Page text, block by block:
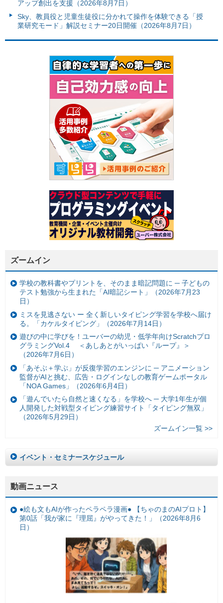
アップ創出を支援（2026年8月7日）
Sky、教員役と児童生徒役に分かれて操作を体験できる「授
業研究モード」解説セミナー20日開催（2026年8月7日）
ズームイン
学校の教科書やプリントを、そのまま暗記問題に ─ 子どもの
テスト勉強から生まれた「AI暗記シート」（2026年7月23
日）
ミスを見逃さない ー 全く新しいタイピング学習を学校へ届け
る。「カケルタイピング」（2026年7月14日）
遊びの中に学びを！ユーバーの幼児・低学年向けScratchプロ
グラミングVol.4 ＜あしあとがいっぱい『ループ』＞
（2026年7月6日）
「あそぶ＋学ぶ」が反復学習のエンジンに ─ アニメーション
監督がAIと挑む、広告・ログインなしの教育ゲームポータル
「NOA Games」（2026年6月4日）
「遊んでいたら自然と速くなる」を学校へ ─ 大学1年生が個
人開発した対戦型タイピング練習サイト「タイピング無双」
（2026年5月29日）
ズームイン一覧 >>
イベント・セミナースケジュール
動画ニュース
●絵も文もAIが作ったペラペラ漫画● 【ちゃのまのAIプロト】
第0話「我が家に『理屈』がやってきた！」（2026年8月6
日）